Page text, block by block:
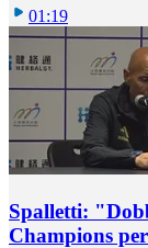
01:19
Spalletti:
Champions